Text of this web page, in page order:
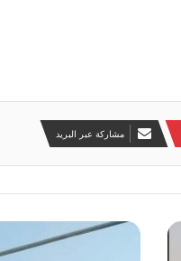
مشاركة عبر البريد